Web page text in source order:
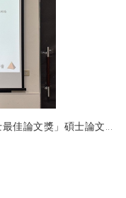
佳論文獎」碩士論文...